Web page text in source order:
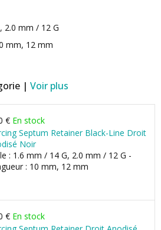
2.0 mm / 12 G
mm, 12 mm
| Voir plus
€ En stock
Septum Retainer Black-Line Droit
Noir
: 1.6 mm / 14 G, 2.0 mm / 12 G -
: 10 mm, 12 mm
€ En stock